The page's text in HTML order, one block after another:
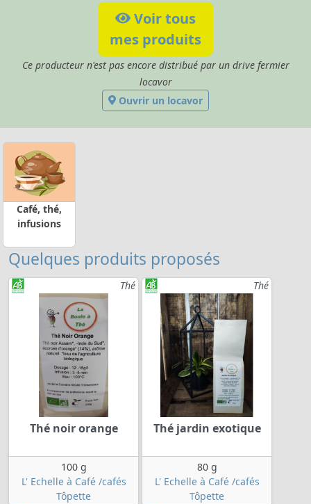
Voir tous
mes produits
Ce producteur n'est pas encore distribué par un drive fermier
locavor
Ouvrir un locavor
Café, thé,
infusions
Quelques produits proposés
Thé
Thé noir orange
100 g
L' Echelle à Café /cafés
Tôpette
Thé
Thé jardin exotique
80 g
L' Echelle à Café /cafés
Tôpette